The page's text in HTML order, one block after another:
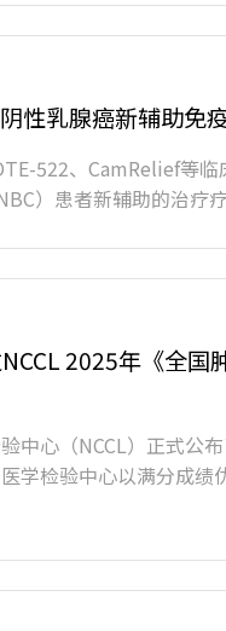
性乳腺癌新辅助免
522、CamRelief等
）患者新辅助的治疗
2025年《全
中心（NCCL）正式公
学检验中心以满分成